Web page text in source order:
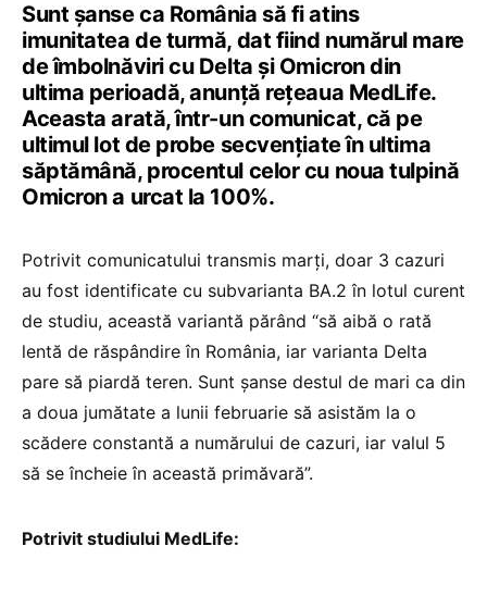
Sunt șanse ca România să fi atins
imunitatea de turmă, dat fiind numărul mare
de îmbolnăviri cu Delta și Omicron din
ultima perioadă, anunță rețeaua MedLife.
Aceasta arată, într-un comunicat, că pe
ultimul lot de probe secvențiate în ultima
săptămână, procentul celor cu noua tulpină
Omicron a urcat la 100%.
Potrivit comunicatului transmis marți, doar 3 cazuri
au fost identificate cu subvarianta BA.2 în lotul curent
de studiu, această variantă părând “să aibă o rată
lentă de răspândire în România, iar varianta Delta
pare să piardă teren. Sunt șanse destul de mari ca din
a doua jumătate a lunii februarie să asistăm la o
scădere constantă a numărului de cazuri, iar valul 5
să se încheie în această primăvară”.
Potrivit studiului MedLife: